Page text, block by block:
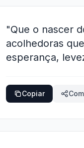
"Que o nascer
acolhedoras
esperança,
Copiar